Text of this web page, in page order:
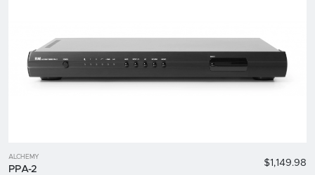
ALCHEMY
PPA-2
$1,149.98